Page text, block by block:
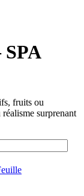
SPA
fruits ou
surprenant